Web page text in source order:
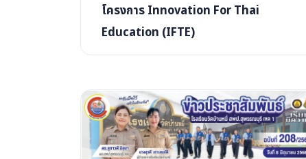
โครงการ Innovation For Thai
Education (IFTE)